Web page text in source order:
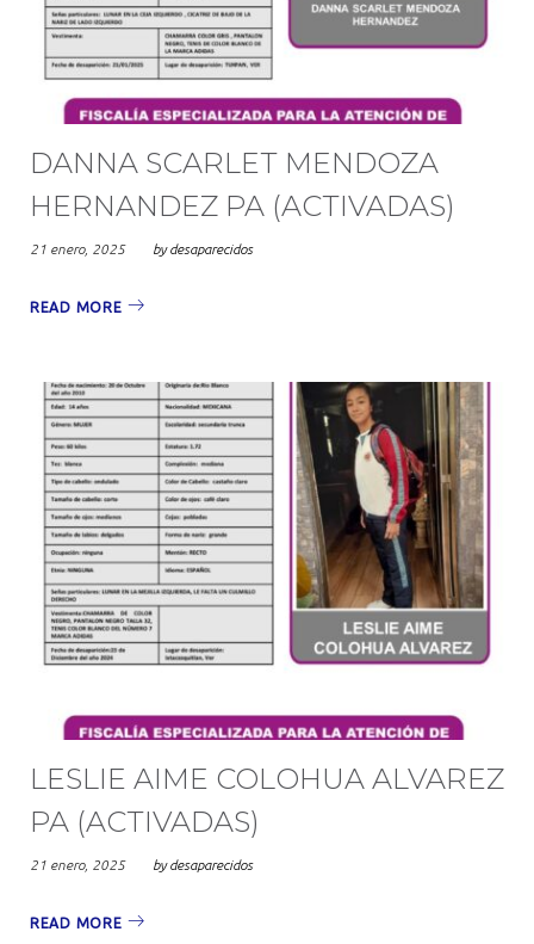
2025
DANNA SCARLET MENDOZA
HERNANDEZ PA (ACTIVADAS)
21 enero, 2025 bydesaparecidos
READ MORE
LESLIE AIME COLOHUA ALVAREZ
PA (ACTIVADAS)
21 enero, 2025 bydesaparecidos
READ MORE